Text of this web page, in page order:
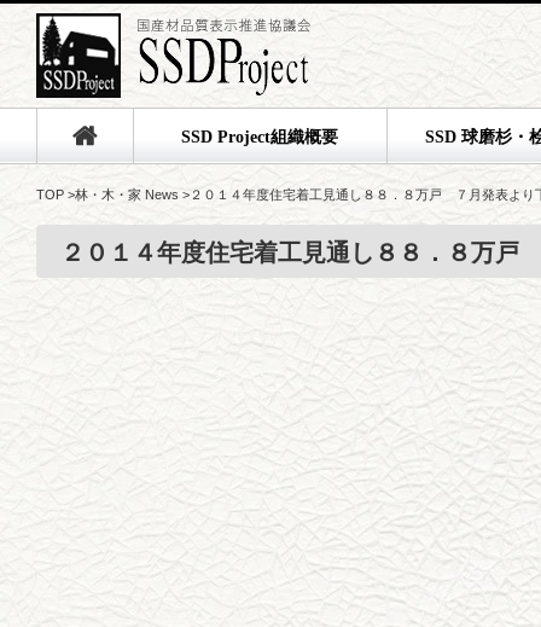
SSD Project組織概要 SSD 球磨杉・
TOP >林・木・家 News > ２０１４年度住宅着工見通し８８．８万戸 ７月発表より
２０１４年度住宅着工見通し８８．８万